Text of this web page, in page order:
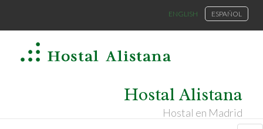
ESPAÑOL
ENGLISH
Hostal Alistana
Hostal en Madrid